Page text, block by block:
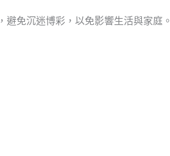
避免沉迷博彩，以免影響生活與家庭。